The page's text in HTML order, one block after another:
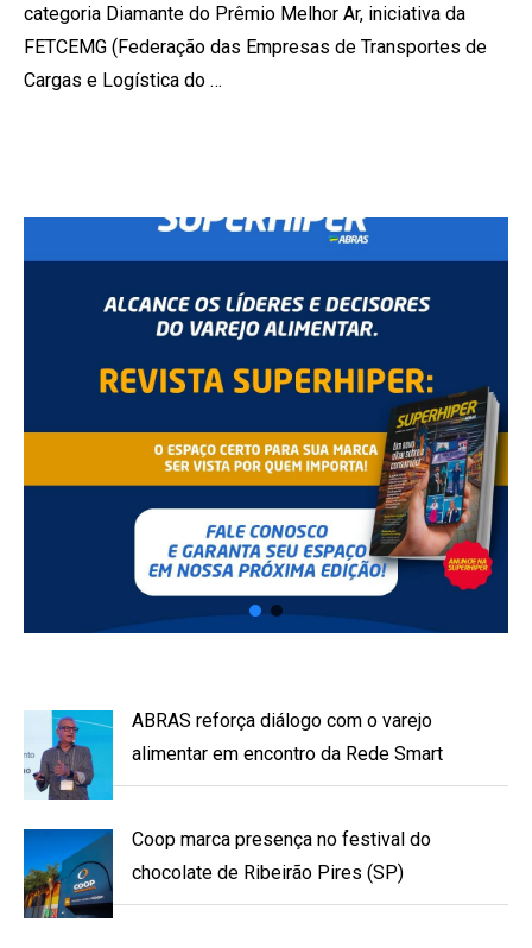
categoria Diamante do Prêmio Melhor Ar, iniciativa da
FETCEMG (Federação das Empresas de Transportes de
Cargas e Logística do …
ABRAS reforça diálogo com o varejo
alimentar em encontro da Rede Smart
Coop marca presença no festival do
chocolate de Ribeirão Pires (SP)